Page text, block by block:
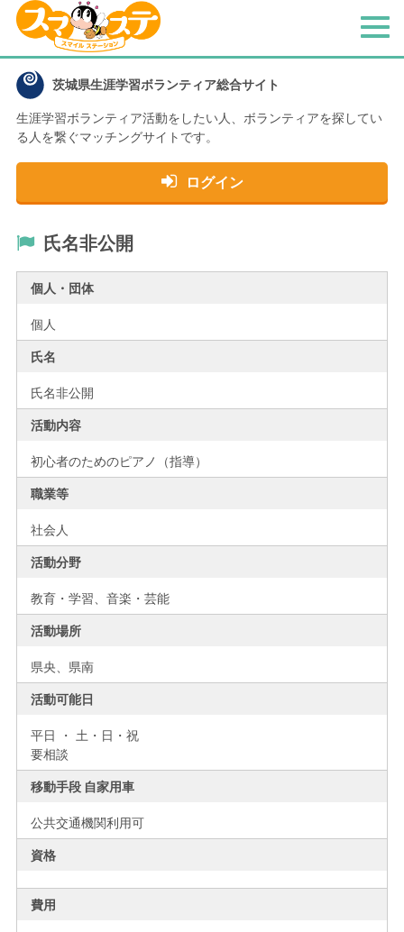
茨城県生涯学習ボランティア総合サイト
生涯学習ボランティア活動をしたい人、 ボランティアを探してい
る人を繋ぐマッチングサイトです。
ログイン
メ
氏名非公開
個人・団体
個人
氏名
氏名非公開
活動内容
初心者のためのピアノ（指導）
職業等
社会人
活動分野
教育・学習、音楽・芸能
活動場所
県央、 県南
活動可能日
平日 ・ 土・日・祝
要相談
移動手段 自家用車
公共交通機関利用可
資格
費用